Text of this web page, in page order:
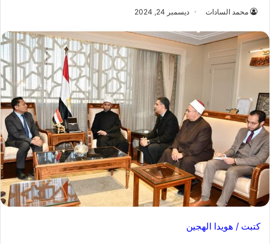
محمد السادات ديسمبر 24, 2024
كتبت / هويدا الهجين